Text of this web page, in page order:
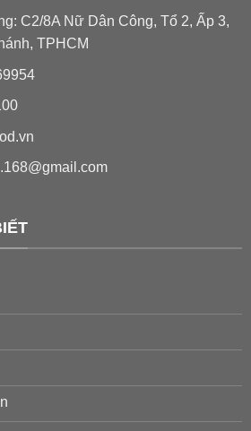
C2/8A Nữ Dân Công, Tổ 2, Ấp 3,
TPHCM